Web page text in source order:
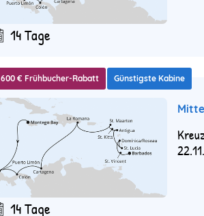
14 Tage
600 € Frühbucher-Rabatt Günstigste Kabine
14 Tage